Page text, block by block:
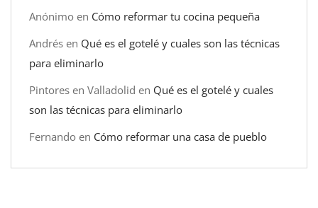
Anónimo en Cómo reformar tu cocina pequeña
Andrés en Qué es el gotelé y cuales son las técnicas
para eliminarlo
Pintores en Valladolid en Qué es el gotelé y cuales
son las técnicas para eliminarlo
Fernando en Cómo reformar una casa de pueblo